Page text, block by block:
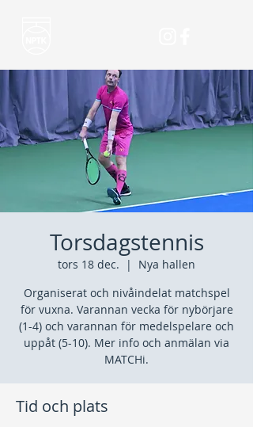
Torsdagstennis
tors 18 dec.
  |
Nya hallen
Organiserat och nivåindelat matchspel
för vuxna. Varannan vecka för nybörjare
(1-4) och varannan för medelspelare och
uppåt (5-10). Mer info och anmälan via
MATCHi.
Tid och plats